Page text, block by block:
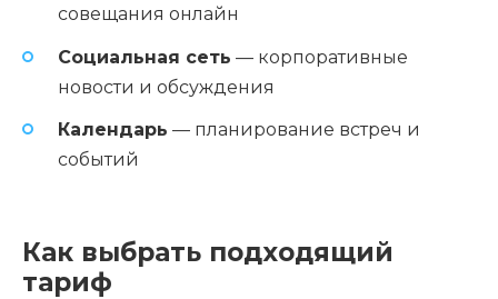
совещания онлайн
Социальная сеть — корпоративные
новости и обсуждения
Календарь — планирование встреч и
событий
Как выбрать подходящий
тариф